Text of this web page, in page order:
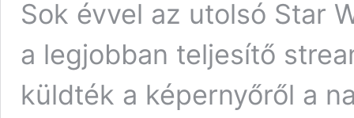
Sok évvel az utolsó Star
a legjobban teljesítő
küldték a képernyőről a